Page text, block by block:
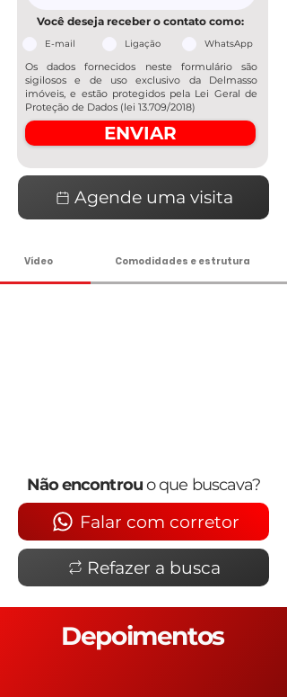
Você deseja receber o contato como:
E-mail Ligação WhatsApp
Os dados fornecidos neste formulário são
sigilosos e de uso exclusivo da Delmasso
imóveis, e estão protegidos pela Lei Geral de
Proteção de Dados (lei 13.709/2018)
ENVIAR
Agende uma visita
Vídeo Comodidades e estrutura
Não encontrouo que buscava?
Falar com corretor
Refazer a busca
Depoimentos